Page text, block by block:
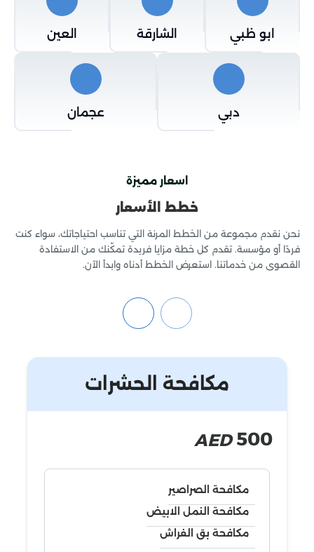
ابو ظبي الشارقة العين
دبي عجمان
اسعار مميزة
خطط الأسعار
نحن نقدم مجموعة من الخطط المرنة التي تناسب احتياجاتك، سواء كنت
فردًا أو مؤسسة. تقدم كل خطة مزايا فريدة تمكّنك من الاستفادة
القصوى من خدماتنا. استعرض الخطط أدناه وابدأ الآن.
مكافحة الحشرات
500
AED
مكافحة الصراصير
مكافحة النمل الابيض
مكافحة بق الفراش